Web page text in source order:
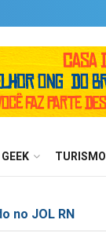
GEEK TURISMO
no JOL RN